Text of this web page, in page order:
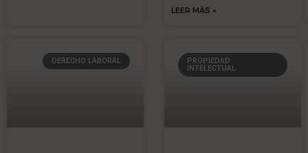
LEER MÁS »
DERECHO LABORAL
PROPIEDAD
INTELECTUAL